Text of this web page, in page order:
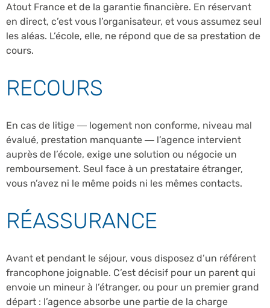
Atout France et de la garantie financière. En réservant
en direct, c’est vous l’organisateur, et vous assumez seul
les aléas. L’école, elle, ne répond que de sa prestation de
cours.
RECOURS
En cas de litige — logement non conforme, niveau mal
évalué, prestation manquante — l’agence intervient
auprès de l’école, exige une solution ou négocie un
remboursement. Seul face à un prestataire étranger,
vous n’avez ni le même poids ni les mêmes contacts.
RÉASSURANCE
Avant et pendant le séjour, vous disposez d’un référent
francophone joignable. C’est décisif pour un parent qui
envoie un mineur à l’étranger, ou pour un premier grand
départ : l’agence absorbe une partie de la charge